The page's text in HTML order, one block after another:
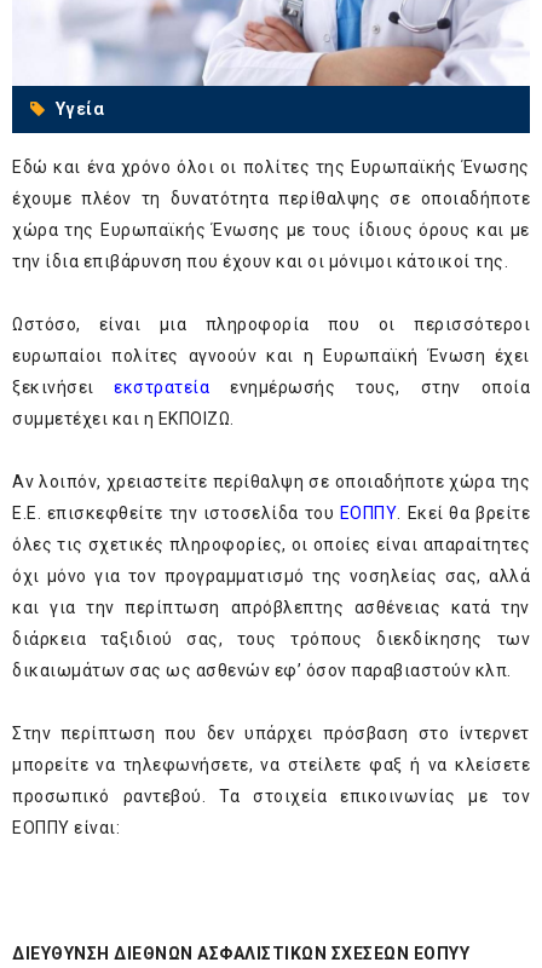
Υγεία
Εδώ και ένα χρόνο όλοι οι πολίτες της Ευρωπαϊκής Ένωσης
έχουμε πλέον τη δυνατότητα περίθαλψης σε οποιαδήποτε
χώρα της Ευρωπαϊκής Ένωσης με τους ίδιους όρους και με
την ίδια επιβάρυνση που έχουν και οι μόνιμοι κάτοικοί της.
Ωστόσο, είναι μια πληροφορία που οι περισσότεροι
ευρωπαίοι πολίτες αγνοούν και η Ευρωπαϊκή Ένωση έχει
ξεκινήσειεκστρατεία ενημέρωσής τους, στην οποία
συμμετέχει και η ΕΚΠΟΙΖΩ.
Αν λοιπόν, χρειαστείτε περίθαλψη σε οποιαδήποτε χώρα της
Ε.Ε. επισκεφθείτε την ιστοσελίδα του ΕΟΠΠΥ. Εκεί θα βρείτε
όλες τις σχετικές πληροφορίες, οι οποίες είναι απαραίτητες
όχι μόνο για τον προγραμματισμό της νοσηλείας σας, αλλά
και για την περίπτωση απρόβλεπτης ασθένειας κατά την
διάρκεια ταξιδιού σας, τους τρόπους διεκδίκησης των
δικαιωμάτων σας ως ασθενών εφ’ όσον παραβιαστούν κλπ.
Στην περίπτωση που δεν υπάρχει πρόσβαση στο ίντερνετ
μπορείτε να τηλεφωνήσετε, να στείλετε φαξ ή να κλείσετε
προσωπικό ραντεβού. Τα στοιχεία επικοινωνίας με τον
ΕΟΠΠΥ είναι:
ΔΙΕΥΘΥΝΣΗ ΔΙΕΘΝΩΝ ΑΣΦΑΛΙΣΤΙΚΩΝ ΣΧΕΣΕΩΝ ΕΟΠΥΥ